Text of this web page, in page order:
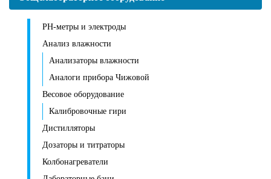
PH-метры и электроды
Анализ влажности
Анализаторы влажности
Аналоги прибора Чижовой
Весовое оборудование
Калибровочные гири
Дистилляторы
Дозаторы и титраторы
Колбонагреватели